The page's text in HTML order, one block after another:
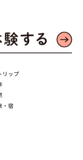
リップ
・宿